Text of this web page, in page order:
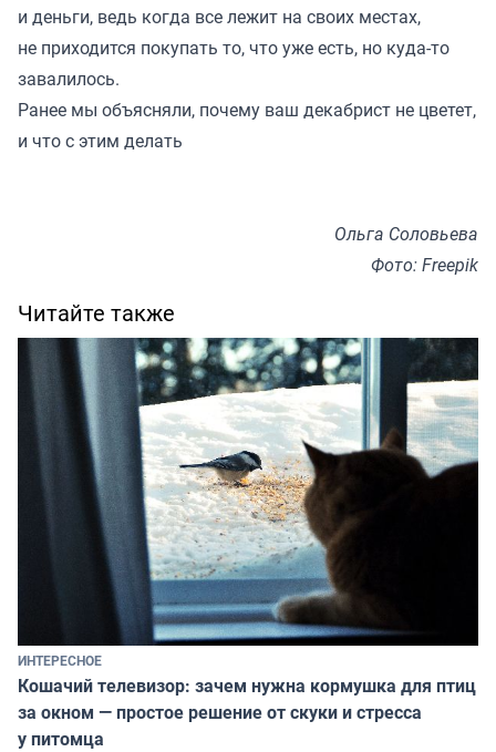
и деньги, ведь когда все лежит на своих местах,
не приходится покупать то, что уже есть, но куда-то
завалилось.
Ранее мы объясняли, почему ваш декабрист не цветет,
и что с этим делать
Ольга Соловьева
Фото: Freepik
Читайте также
ИНТЕРЕСНОЕ
Кошачий телевизор: зачем нужна кормушка для птиц
за окном — простое решение от скуки и стресса
у питомца